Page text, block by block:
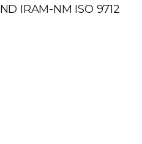
IRAM-NM ISO 9712